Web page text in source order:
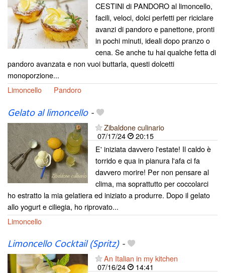
CESTINI di PANDORO al limoncello,
facili, veloci, dolci perfetti per riciclare
avanzi di pandoro e panettone, pronti
in pochi minuti, ideali dopo pranzo o
cena. Se anche tu hai qualche fetta di
pandoro avanzata e non vuoi buttarla, questi dolcetti
monoporzione...
Limoncello
Pandoro
Gelato al limoncello-
Zibaldone culinario
07/17/24
20:15
E' iniziata davvero l'estate! Il caldo è
torrido e qua in pianura l'afa ci fa
davvero morire! Per non pensare al
clima, ma soprattutto per coccolarci
ho estratto la mia gelatiera ed iniziato a produrre. Dopo il gelato
allo yogurt e ciliegia, ho riprovato...
Limoncello
Limoncello Cocktail (Spritz)-
An Italian in my kitchen
07/16/24
14:41